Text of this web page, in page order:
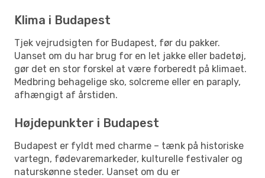
Klima i Budapest
Tjek vejrudsigten for Budapest, før du pakker.
Uanset om du har brug for en let jakke eller badetøj,
gør det en stor forskel at være forberedt på klimaet.
Medbring behagelige sko, solcreme eller en paraply,
afhængigt af årstiden.
Højdepunkter i Budapest
Budapest er fyldt med charme – tænk på historiske
vartegn, fødevaremarkeder, kulturelle festivaler og
naturskønne steder. Uanset om du er